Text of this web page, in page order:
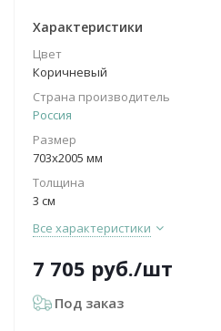
Характеристики
Цвет
Коричневый
Страна производитель
Россия
Размер
703х2005 мм
Толщина
3 см
Все характеристики
7 705 руб./шт
Под заказ